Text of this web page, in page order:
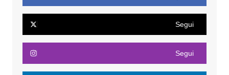
Segui
Segui